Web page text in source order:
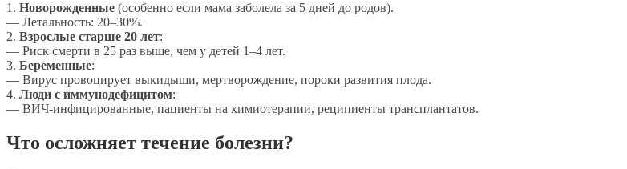
1. Новорожденные (особенно если мама заболела за 5 дней до родов).
— Летальность: 20–30%.
2. Взрослые старше 20 лет:
— Риск смерти в 25 раз выше, чем у детей 1–4 лет.
3. Беременные:
— Вирус провоцирует выкидыши, мертворождение, пороки развития плода.
4. Люди с иммунодефицитом:
— ВИЧ-инфицированные, пациенты на химиотерапии, реципиенты трансплантатов.
Что осложняет течение болезни?